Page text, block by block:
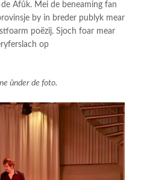
Afûk. Mei de beneaming fan
by in breder publyk mear
poëzij. Sjoch foar mear
op
ûnder de foto.